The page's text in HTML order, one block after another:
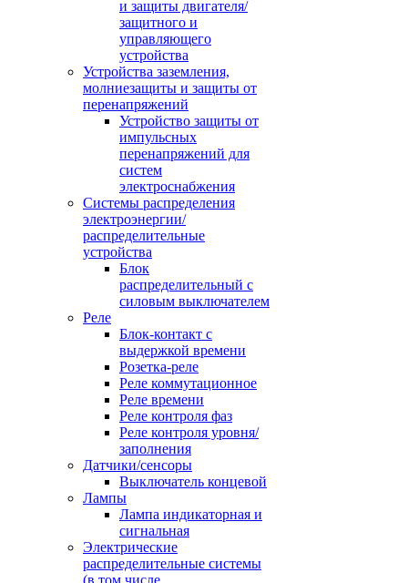
и защиты двигателя/
защитного и
управляющего
устройства
Устройства заземления,
молниезащиты и защиты от
перенапряжений
Устройство защиты от
импульсных
перенапряжений для
систем
электроснабжения
Системы распределения
электроэнергии/
распределительные
устройства
Блок
распределительный с
силовым выключателем
Реле
Блок-контакт с
выдержкой времени
Розетка-реле
Реле коммутационное
Реле времени
Реле контроля фаз
Реле контроля уровня/
заполнения
Датчики/сенсоры
Выключатель концевой
Лампы
Лампа индикаторная и
сигнальная
Электрические
распределительные системы
(в том числе